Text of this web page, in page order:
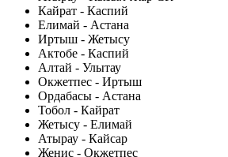
Кайрат - Каспий
Елимай - Астана
Иртыш - Жетысу
Актобе - Каспий
Алтай - Улытау
Окжетпес - Иртыш
Ордабасы - Астана
Тобол - Кайрат
Жетысу - Елимай
Атырау - Кайсар
Женис - Окжетпес